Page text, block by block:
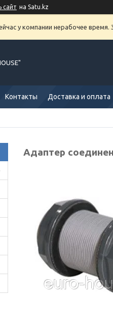
сайт на Satu.kz
у компании нерабочее
Контакты Доставка и оплата
Адаптер